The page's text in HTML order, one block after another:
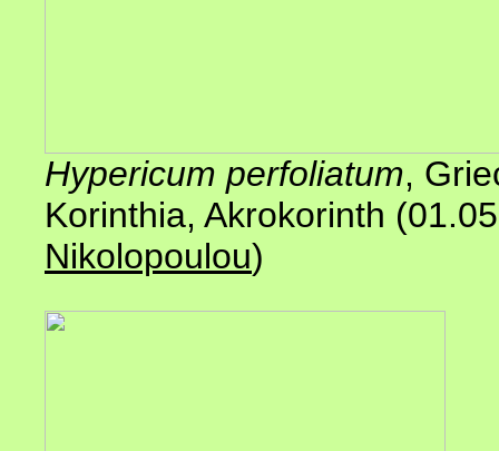
Hypericum perfoliatum,
Korinthia, Akrokorinth
Nikolopoulou)